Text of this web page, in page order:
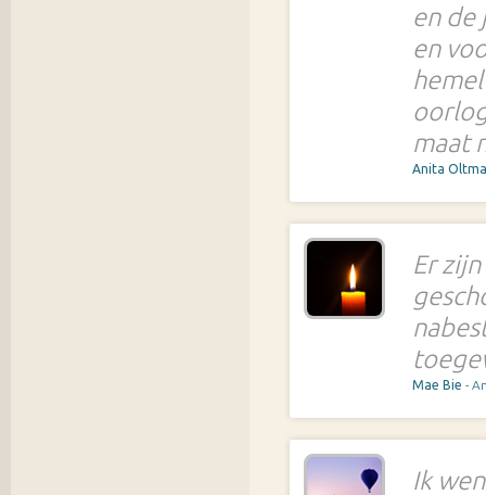
en de
en
maat
Anita
Er
Mae Bie -
Ik